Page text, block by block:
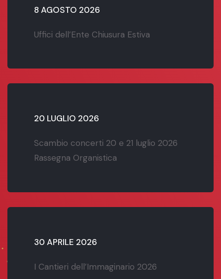
8 AGOSTO 2026
Uffici dell’Ente Chiusura Estiva
20 LUGLIO 2026
Scambio concerti 20 e 21 luglio 2026
Rassegna Organistica
30 APRILE 2026
I Cantieri dell’Immaginario 2026